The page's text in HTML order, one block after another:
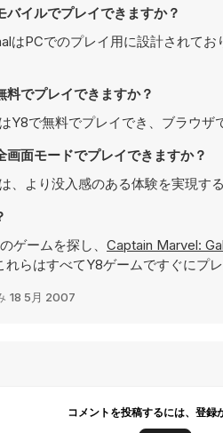
イルでプレイできますか？
はPCでのプレイ用に設計されて
でプレイできますか？
で無料でプレイでき、ブラウザ
面モードでプレイできますか？
より没入感のある体験を実現す
ゲームを探し、 Captain Marvel:
らはすべてY8ゲームですぐにプレ
18 5月 2007
コメントを投稿するには、登録